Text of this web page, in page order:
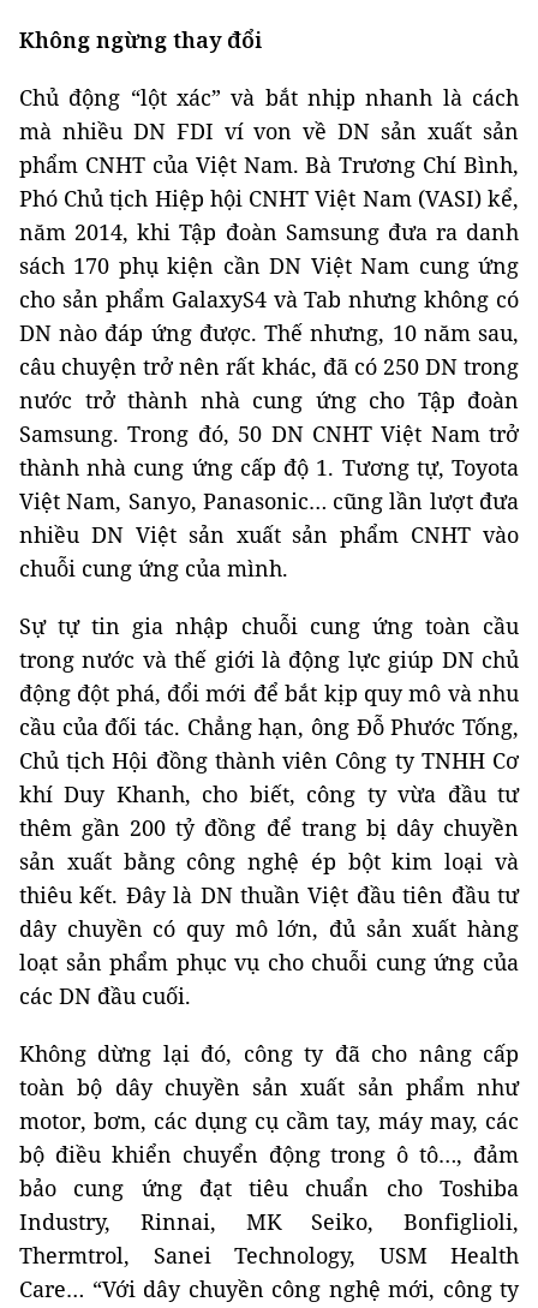
Không ngừng thay đổi
Chủ động “lột xác” và bắt nhịp nhanh là cách
mà nhiều DN FDI ví von về DN sản xuất sản
phẩm CNHT của Việt Nam. Bà Trương Chí Bình,
Phó Chủ tịch Hiệp hội CNHT Việt Nam (VASI) kể,
năm 2014, khi Tập đoàn Samsung đưa ra danh
sách 170 phụ kiện cần DN Việt Nam cung ứng
cho sản phẩm GalaxyS4 và Tab nhưng không có
DN nào đáp ứng được. Thế nhưng, 10 năm sau,
câu chuyện trở nên rất khác, đã có 250 DN trong
nước trở thành nhà cung ứng cho Tập đoàn
Samsung. Trong đó, 50 DN CNHT Việt Nam trở
thành nhà cung ứng cấp độ 1. Tương tự, Toyota
Việt Nam, Sanyo, Panasonic… cũng lần lượt đưa
nhiều DN Việt sản xuất sản phẩm CNHT vào
chuỗi cung ứng của mình.
Sự tự tin gia nhập chuỗi cung ứng toàn cầu
trong nước và thế giới là động lực giúp DN chủ
động đột phá, đổi mới để bắt kịp quy mô và nhu
cầu của đối tác. Chẳng hạn, ông Đỗ Phước Tống,
Chủ tịch Hội đồng thành viên Công ty TNHH Cơ
khí Duy Khanh, cho biết, công ty vừa đầu tư
thêm gần 200 tỷ đồng để trang bị dây chuyền
sản xuất bằng công nghệ ép bột kim loại và
thiêu kết. Đây là DN thuần Việt đầu tiên đầu tư
dây chuyền có quy mô lớn, đủ sản xuất hàng
loạt sản phẩm phục vụ cho chuỗi cung ứng của
các DN đầu cuối.
Không dừng lại đó, công ty đã cho nâng cấp
toàn bộ dây chuyền sản xuất sản phẩm như
motor, bơm, các dụng cụ cầm tay, máy may, các
bộ điều khiển chuyển động trong ô tô…, đảm
bảo cung ứng đạt tiêu chuẩn cho Toshiba
Industry, Rinnai, MK Seiko, Bonfiglioli,
Thermtrol, Sanei Technology, USM Health
Care… “Với dây chuyền công nghệ mới, công ty